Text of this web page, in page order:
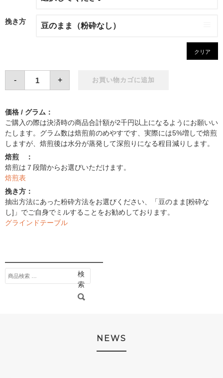
挽き方
クリア
-
Mocha
Shidamo
+ お買い物カゴに追加
価格 / グラム：
ご購入の際は決済時の商品合計額が2千円以上になるようにお願いい
たします。グラム数は焙煎前のめやすです、実際には5%増しで焙煎
しますが、焙煎後は水分が蒸発して深煎りになる程目減りします。
焙煎 ：
焙煎は７段階からお選びいただけます。
焙煎表
挽き方：
抽出方法にあった粉砕方法をお選びください、「豆のまま[粉砕な
し]」でご自身でミルすることをお勧めしております。
グラインドテーブル
検
索
検
索
NEWS